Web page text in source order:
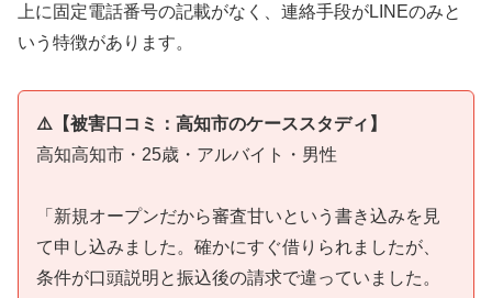
上に固定電話番号の記載がなく、連絡手段がLINEのみと
いう特徴があります。
⚠️【被害口コミ：高知市のケーススタディ】
高知高知市・25歳・アルバイト・男性
「新規オープンだから審査甘いという書き込みを見
て申し込みました。確かにすぐ借りられましたが、
条件が口頭説明と振込後の請求で違っていました。